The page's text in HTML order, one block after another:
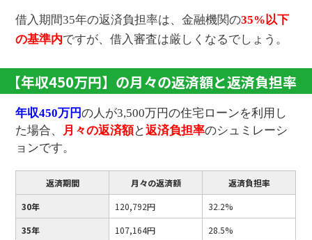
借入期間35年の返済負担率は、金融機関の35%以下
の基準内ですが、借入審査は厳しくなるでしょう。
【年収450万円】の月々の返済額と返済負担率
年収450万円の人が3,500万円の住宅ローンを利用し
た場合、 月々の返済額と返済負担率のシュミレーシ
ョンです。
返済期間 月々の返済額
返済負担率
30年
120,792円
32.2%
35年
107,164円 28.5%